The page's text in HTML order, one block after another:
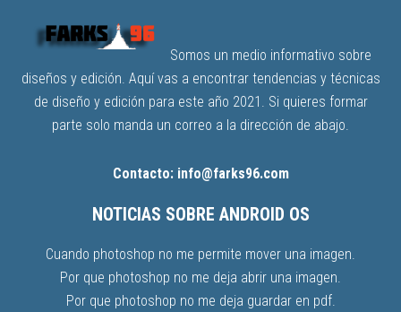
Somos un medio informativo sobre
diseños y edición. Aquí vas a encontrar tendencias y técnicas
de diseño y edición para este año 2021. Si quieres formar
parte solo manda un correo a la dirección de abajo.
Contacto: info@farks96.com
NOTICIAS SOBRE ANDROID OS
Cuando photoshop no me permite mover una imagen.
Por que photoshop no me deja abrir una imagen.
Por que photoshop no me deja guardar en pdf.